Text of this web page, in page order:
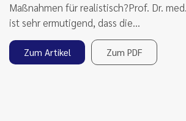
Maßnahmen für realistisch?Prof. Dr.
ist sehr ermutigend, dass die…
Zum Artikel Zum PDF